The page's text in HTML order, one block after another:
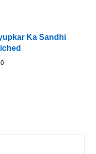
Ka Sandhi